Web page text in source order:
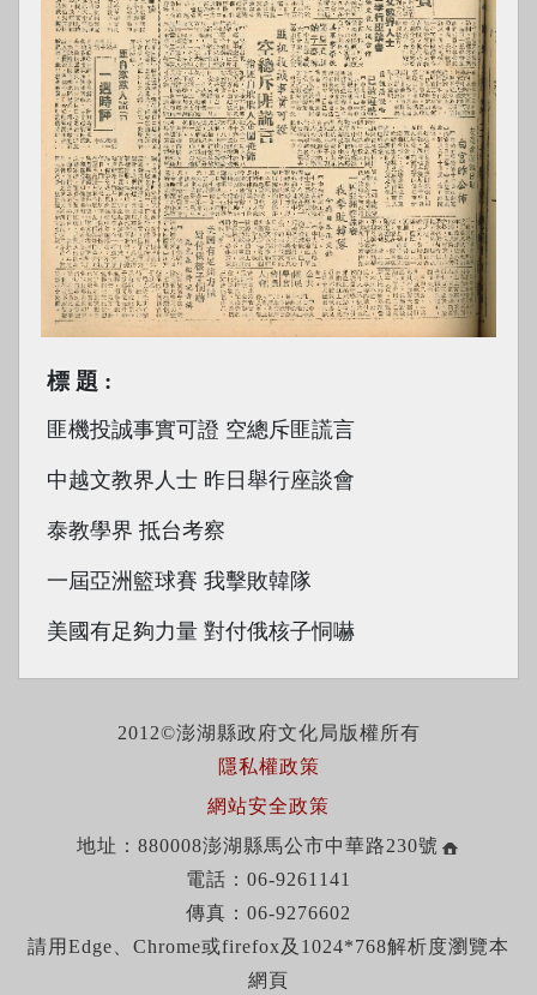
標題
匪機投誠事實可證 空總斥匪謊言
中越文教界人士 昨日舉行座談會
泰教學界 抵台考察
一屆亞洲籃球賽 我擊敗韓隊
美國有足夠力量 對付俄核子恫嚇
2012©澎湖縣政府文化局版權所有
隱私權政策
網站安全政策
地址：880008澎湖縣馬公市中華路230號
電話：06-9261141
傳真：06-9276602
請用Edge、Chrome或firefox及1024*768解析度瀏覽本
網頁